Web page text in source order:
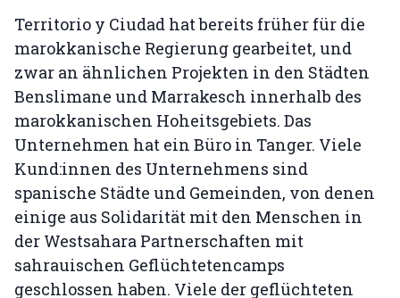
Territorio y Ciudad hat bereits früher für die
marokkanische Regierung gearbeitet, und
zwar an ähnlichen Projekten in den Städten
Benslimane und Marrakesch innerhalb des
marokkanischen Hoheitsgebiets. Das
Unternehmen hat ein Büro in Tanger. Viele
Kund:innen des Unternehmens sind
spanische Städte und Gemeinden, von denen
einige aus Solidarität mit den Menschen in
der Westsahara Partnerschaften mit
sahrauischen Geflüchtetencamps
geschlossen haben. Viele der geflüchteten